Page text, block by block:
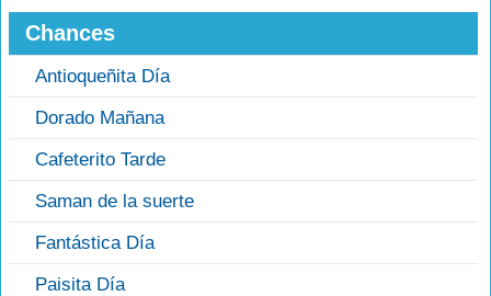
Chances
Antioqueñita Día
Dorado Mañana
Cafeterito Tarde
Saman de la suerte
Fantástica Día
Paisita Día